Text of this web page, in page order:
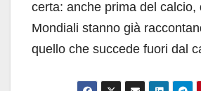
certa: anche prima del calcio,
Mondiali stanno già
quello che succede fuori dal